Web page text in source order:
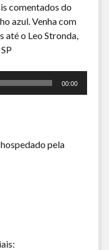
comentados do
azul. Venha com
até o Leo Stronda,
00:00
pela